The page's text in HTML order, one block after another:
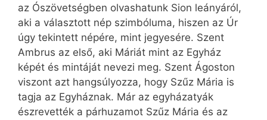
az Ószövetségben olvashatunk Sion leányáról,
aki a választott nép szimbóluma, hiszen az Úr
úgy tekintett népére, mint jegyesére. Szent
Ambrus az első, aki Máriát mint az Egyház
képét és mintáját nevezi meg. Szent Ágoston
viszont azt hangsúlyozza, hogy Szűz Mária is
tagja az Egyháznak. Már az egyházatyák
észrevették a párhuzamot Szűz Mária és az